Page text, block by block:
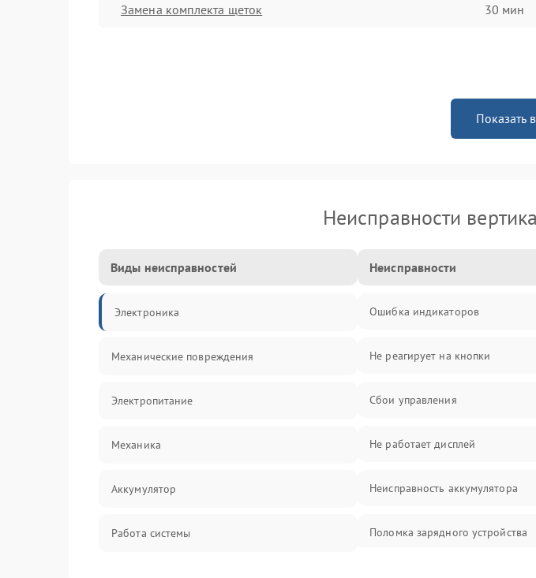
Замена комплекта щеток 30 мин
Показать
Неисправности
Виды неисправностей
Электроника
Механические повреждения
Электропитание
Механика
Аккумулятор
Работа системы
Неисправности
Ошибка индикаторов
Не реагирует на кнопки
Сбои управления
Не работает дисплей
Неисправность аккумулятора
Поломка зарядного устройства